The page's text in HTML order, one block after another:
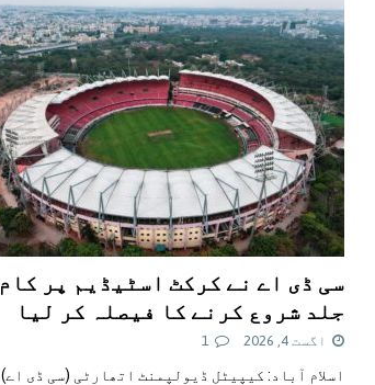
سی ڈی اے نے کرکٹ اسٹیڈیم پر کام
جلد شروع کرنے کا فیصلہ کر لیا
اگست 4, 2026 1
اسلام آباد: کیپیٹل ڈیولپمنٹ اتھارٹی (سی ڈی اے)